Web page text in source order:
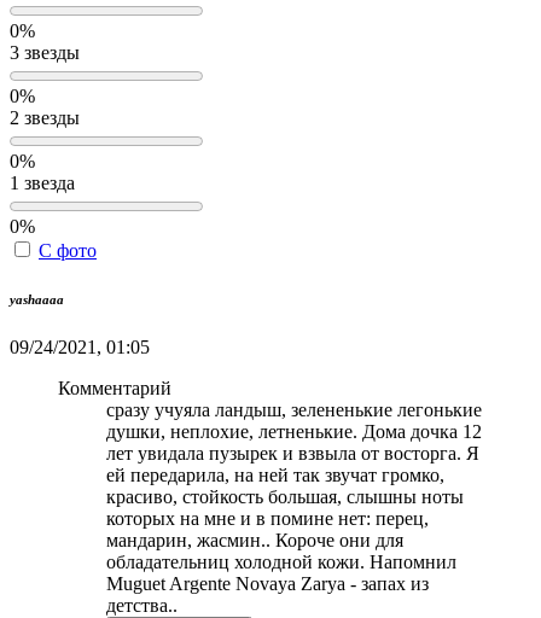
0%
3 звезды
0%
2 звезды
0%
1 звезда
0%
С фото
yashaaaa
09/24/2021, 01:05
Комментарий
сразу учуяла ландыш, зелененькие легонькие
душки, неплохие, летненькие. Дома дочка 12
лет увидала пузырек и взвыла от восторга. Я
ей передарила, на ней так звучат громко,
красиво, стойкость большая, слышны ноты
которых на мне и в помине нет: перец,
мандарин, жасмин.. Короче они для
обладательниц холодной кожи. Напомнил
Muguet Argente Novaya Zarya - запах из
детства..